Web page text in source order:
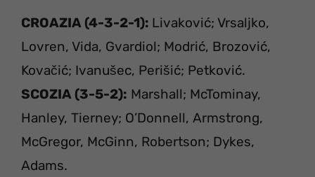
CROAZIA (4-3-2-1): Livaković; Vrsaljko,
Lovren, Vida, Gvardiol; Modrić, Brozović,
Kovačić; Ivanušec, Perišić; Petković.
SCOZIA (3-5-2): Marshall; McTominay,
Hanley, Tierney; O’Donnell, Armstrong,
McGregor, McGinn, Robertson; Dykes,
Adams.